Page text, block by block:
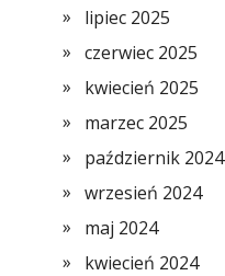
lipiec 2025
czerwiec 2025
kwiecień 2025
marzec 2025
październik 2024
wrzesień 2024
maj 2024
kwiecień 2024